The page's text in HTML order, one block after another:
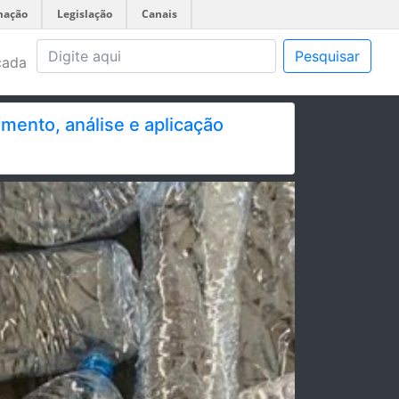
Legislação Canais
Pesquisar
análise e aplicação